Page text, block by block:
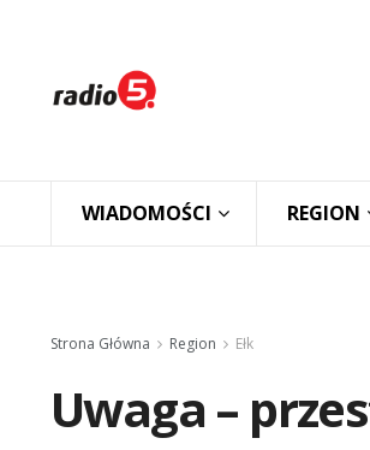
WIADOMOŚCI REGION
Strona Główna Region Ełk
Uwaga –